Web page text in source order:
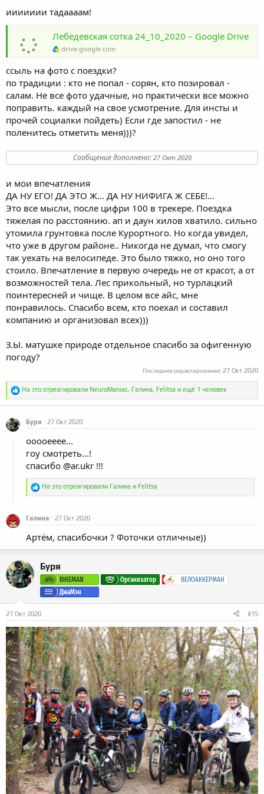
иииииии тадаааам!
Лебедевская сотка 24_10_2020 – Google Drive
drive.google.com
ссыль на фото с поездки?
по традиции : кто не попал - сорян, кто позировал -
салам. Не все фото удачные, но практически все можно
поправить. каждый на свое усмотрение. Для инсты и
прочей социалки пойдеть) Если где запостил - не
поленитесь отметить меня)))?
Сообщение дополнено: 27 Окт 2020
и мои впечатления
ДА НУ ЕГО! ДА ЭТО Ж... ДА НУ НИФИГА Ж СЕБЕ!...
Это все мысли, после цифри 100 в трекере. Поездка
тяжелая по расстоянию. ап и даун хилов хватило. сильно
утомила грунтовка после Курортного. Но когда увидел,
что уже в другом районе.. Никогда не думал, что смогу
так уехать на велосипеде. Это было тяжко, но оно того
стоило. Впечатление в первую очередь не от красот, а от
возможностей тела. Лес прикольный, но турлацкий
поинтересней и чище. В целом все айс, мне
понравилось. Спасибо всем, кто поехал и составил
компанию и организовал всех)))
З.Ы. матушке природе отдельное спасибо за офигенную
погоду?
Последнее редактирование: 27 Окт 2020
Р
а
На это отреагировали NeuroManiac, Галина, Felitsa и ещё 1 человек
Буря 27 Окт 2020
ооооееее...
гоу смотреть...!
спасибо @ar.ukr !!!
Р
ц
и
На это отреагировали Галина и Felitsa
Галина 27 Окт 2020
Артём, спасибочки ? Фоточки отличные))
Буря
BIKEMAN Организатор
ВЕЛОАККЕРМАН
ДжаМэн
27 Окт 2020 #15